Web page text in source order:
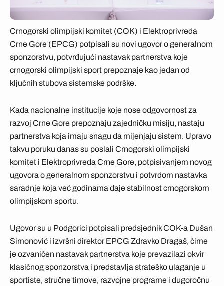
Crnogorski olimpijski komitet (COK) i Elektroprivreda
Crne Gore (EPCG) potpisali su novi ugovor o generalnom
sponzorstvu, potvrđujući nastavak partnerstva koje
crnogorski olimpijski sport prepoznaje kao jedan od
ključnih stubova sistemske podrške.
Kada nacionalne institucije koje nose odgovornost za
razvoj Crne Gore prepoznaju zajedničku misiju, nastaju
partnerstva koja imaju snagu da mijenjaju sistem. Upravo
takvu poruku danas su poslali Crnogorski olimpijski
komitet i Elektroprivreda Crne Gore, potpisivanjem novog
ugovora o generalnom sponzorstvu i potvrdom nastavka
saradnje koja već godinama daje stabilnost crnogorskom
olimpijskom sportu.
Ugovor su u Podgorici potpisali predsjednik COK-a Dušan
Simonović i izvršni direktor EPCG Zdravko Dragaš, čime
je ozvaničen nastavak partnerstva koje prevazilazi okvir
klasičnog sponzorstva i predstavlja strateško ulaganje u
sportiste, stručne timove, razvojne programe i dugoročnu